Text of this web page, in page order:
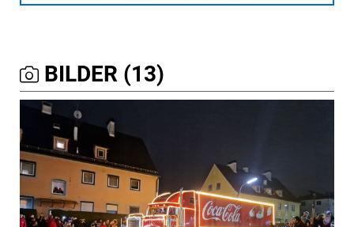
BILDER (13)